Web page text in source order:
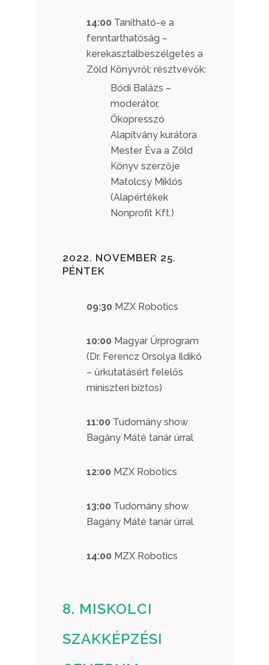
14:00 Tanítható-e a
fenntarthatóság –
kerekasztalbeszélgetés a
Zöld Könyvről; résztvevők:
Bódi Balázs –
moderátor,
Ökopresszó
Alapítvány kurátora
Mester Éva a Zöld
Könyv szerzője
Matolcsy Miklós
(Alapértékek
Nonprofit Kft.)
2022. NOVEMBER 25.
PÉNTEK
09:30 MZX Robotics
10:00 Magyar Űrprogram
(Dr. Ferencz Orsolya Ildikó
– űrkutatásért felelős
miniszteri biztos)
11:00 Tudomány show
Bagány Máté tanár úrral
12:00 MZX Robotics
13:00 Tudomány show
Bagány Máté tanár úrral
14:00 MZX Robotics
8. MISKOLCI
SZAKKÉPZÉSI